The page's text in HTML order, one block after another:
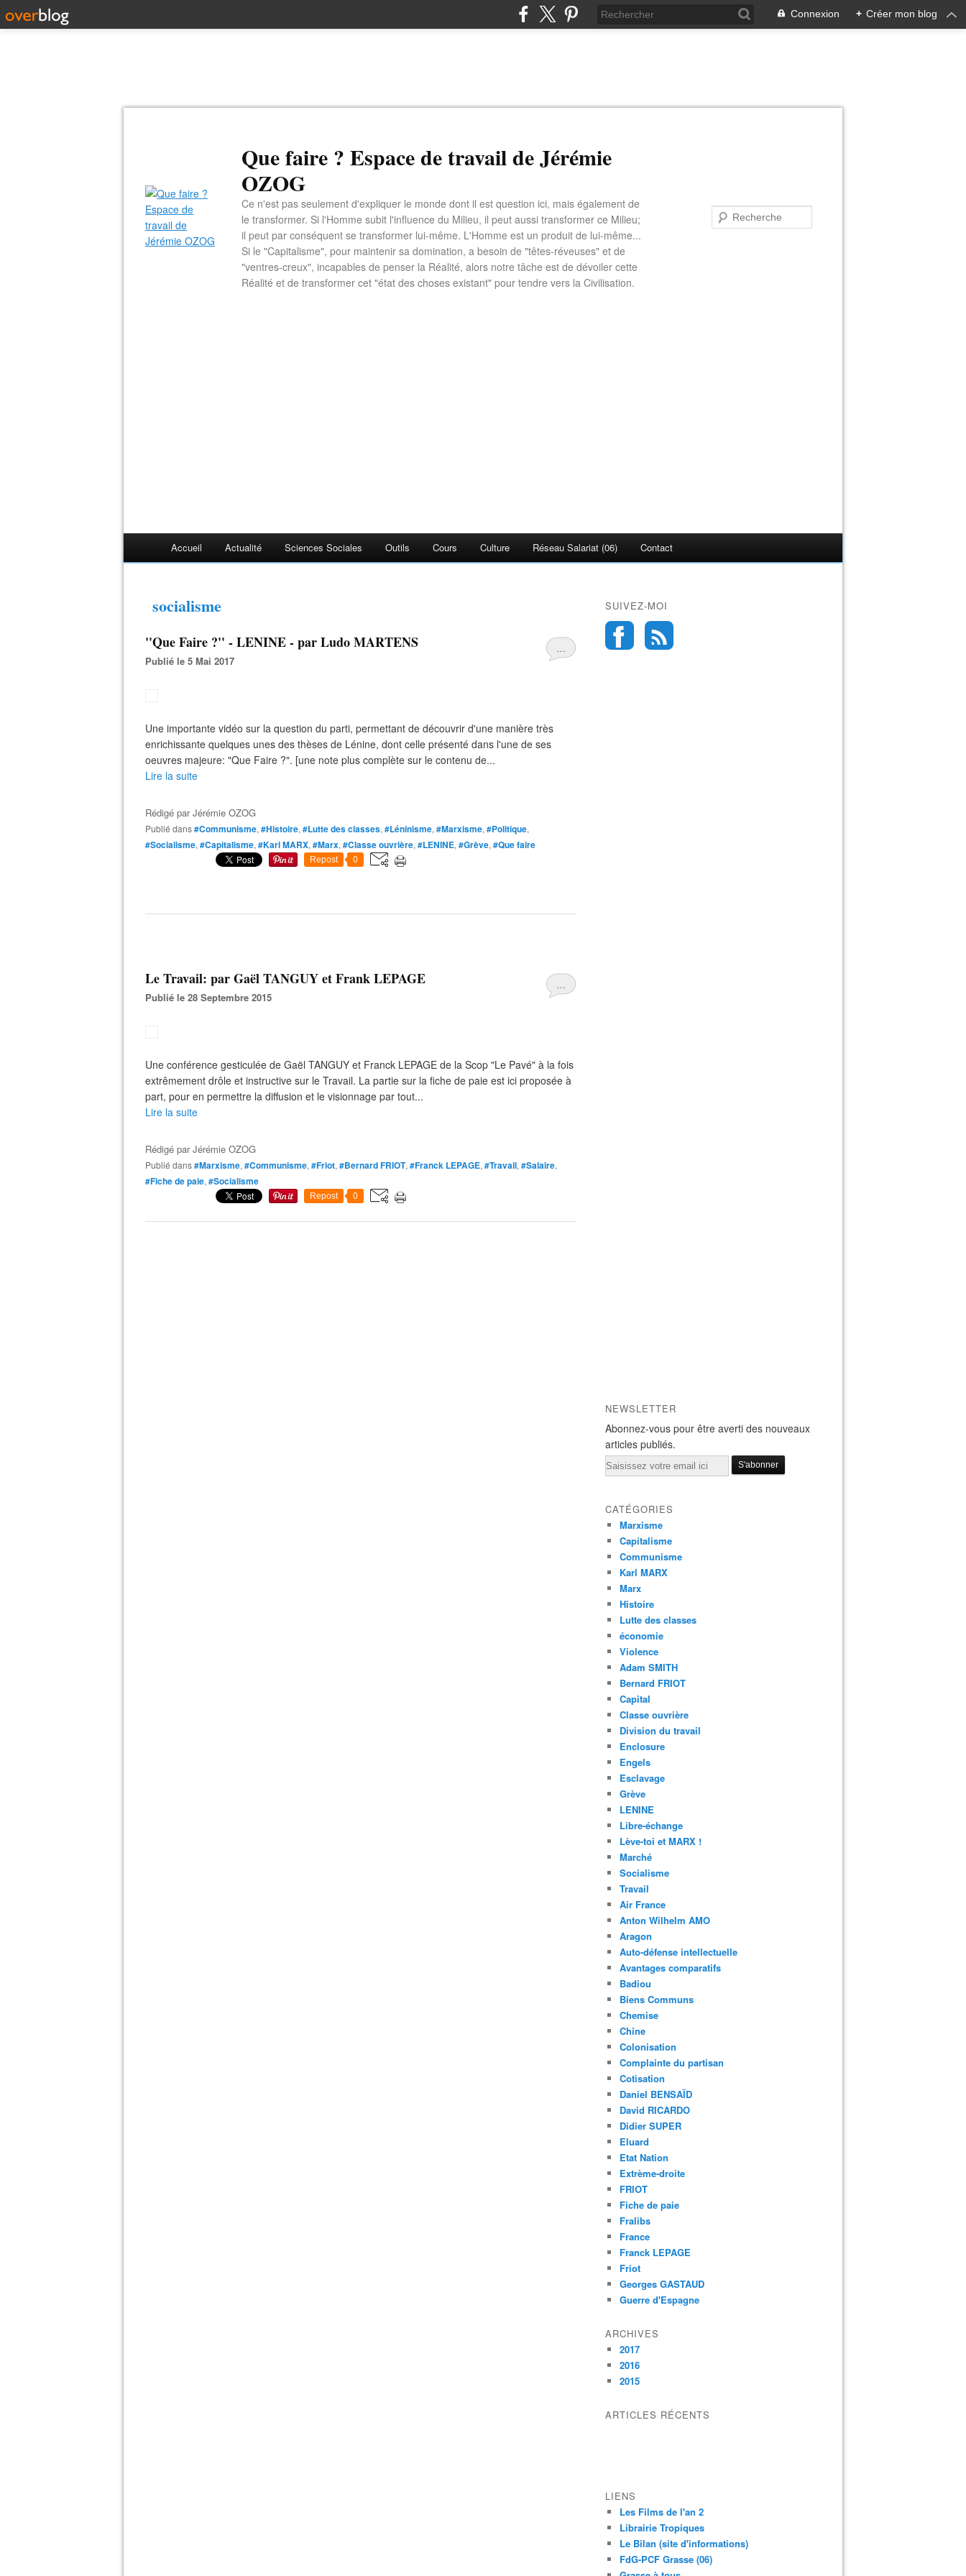
Connexion + Créer mon blog
Que faire ? Espace de travail de Jérémie
OZOG
Ce n'est pas seulement d'expliquer le monde dont il est question ici, mais également de
le transformer. Si l'Homme subit l'influence du Milieu, il peut aussi transformer ce Milieu;
il peut par conséquent se transformer lui-même. L'Homme est un produit de lui-même...
Si le "Capitalisme", pour maintenir sa domination, a besoin de "têtes-réveuses" et de
"ventres-creux", incapables de penser la Réalité, alors notre tâche est de dévoiler cette
Réalité et de transformer cet "état des choses existant" pour tendre vers la Civilisation.
Accueil Actualité Sciences Sociales Outils Cours Culture Réseau Salariat (06) Contact
socialisme
…
''Que Faire ?'' - LENINE - par Ludo MARTENS
Publié le 5 Mai 2017
Une importante vidéo sur la question du parti, permettant de découvrir d'une manière très
enrichissante quelques unes des thèses de Lénine, dont celle présenté dans l'une de ses
oeuvres majeure: "Que Faire ?". [une note plus complète sur le contenu de...
Lire la suite
Rédigé parJérémie OZOG
Publié dans#Communisme, #Histoire, #Lutte des classes, #Léninisme, #Marxisme, #Politique,
#Socialisme, #Capitalisme, #Karl MARX, #Marx, #Classe ouvrière, #LENINE, #Grève, #Que faire
Repost 0
…
Le Travail: par Gaël TANGUY et Frank LEPAGE
Publié le 28 Septembre 2015
Une conférence gesticulée de Gaël TANGUY et Franck LEPAGE de la Scop "Le Pavé" à la fois
extrêmement drôle et instructive sur le Travail. La partie sur la fiche de paie est ici proposée à
part, pour en permettre la diffusion et le visionnage par tout...
Lire la suite
Rédigé parJérémie OZOG
Publié dans#Marxisme, #Communisme, #Friot, #Bernard FRIOT, #Franck LEPAGE, #Travail, #Salaire,
#Fiche de paie, #Socialisme
Repost 0
SUIVEZ-MOI
NEWSLETTER
Abonnez-vous pour être averti des nouveaux
articles publiés.
Email
CATÉGORIES
Marxisme
Capitalisme
Communisme
Karl MARX
Marx
Histoire
Lutte des classes
économie
Violence
Adam SMITH
Bernard FRIOT
Capital
Classe ouvrière
Division du travail
Enclosure
Engels
Esclavage
Grève
LENINE
Libre-échange
Lève-toi et MARX !
Marché
Socialisme
Travail
Air France
Anton Wilhelm AMO
Aragon
Auto-défense intellectuelle
Avantages comparatifs
Badiou
Biens Communs
Chemise
Chine
Colonisation
Complainte du partisan
Cotisation
Daniel BENSAÏD
David RICARDO
Didier SUPER
Eluard
Etat Nation
Extrème-droite
FRIOT
Fiche de paie
Fralibs
France
Franck LEPAGE
Friot
Georges GASTAUD
Guerre d'Espagne
ARCHIVES
2017
2016
2015
ARTICLES RÉCENTS
LIENS
Les Films de l'an 2
Librairie Tropiques
Le Bilan (site d'informations)
FdG-PCF Grasse (06)